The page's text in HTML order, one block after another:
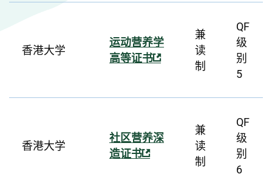
香港大学
运动营养学
高等证书
兼
读
制
QF
级
别
5
香港大学
社区营养深
造证书
兼
读
制
QF
级
别
6